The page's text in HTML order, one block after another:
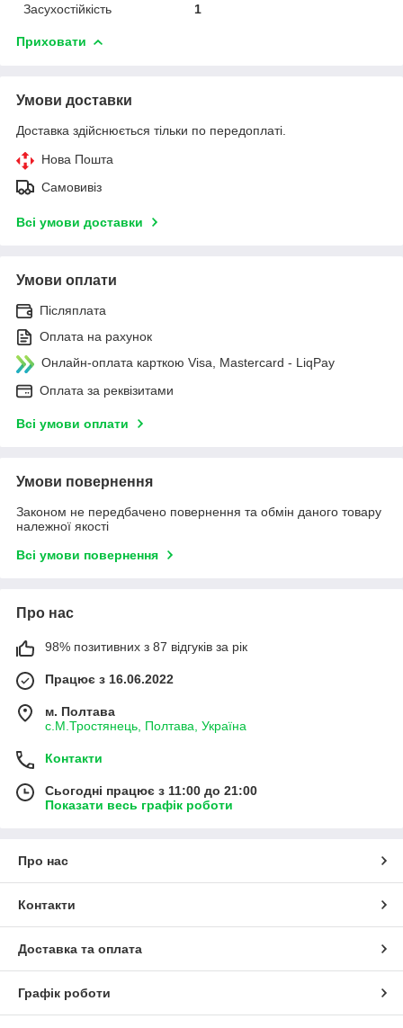
Засухостійкість
1
Приховати
Умови доставки
Доставка здійснюється тільки по передоплаті.
Нова Пошта
Самовивіз
Всі умови доставки
Умови оплати
Післяплата
Оплата на рахунок
Онлайн-оплата карткою Visa, Mastercard - LiqPay
Оплата за реквізитами
Всі умови оплати
Умови повернення
Законом не передбачено повернення та обмін даного товару
належної якості
Всі умови повернення
Про нас
98% позитивних з 87 відгуків за рік
Працює з 16.06.2022
м. Полтава
с.М.Тростянець, Полтава, Україна
Контакти
Сьогодні працює з 11:00 до 21:00
Показати весь графік роботи
Про нас
Контакти
Доставка та оплата
Графік роботи